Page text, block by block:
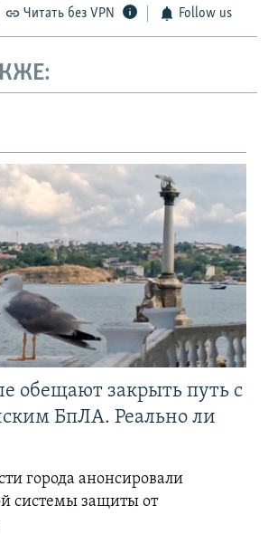
Читать без VPN Follow us
обещают закрыть путь с
БпЛА. Реально ли
города анонсировали
системы защиты от